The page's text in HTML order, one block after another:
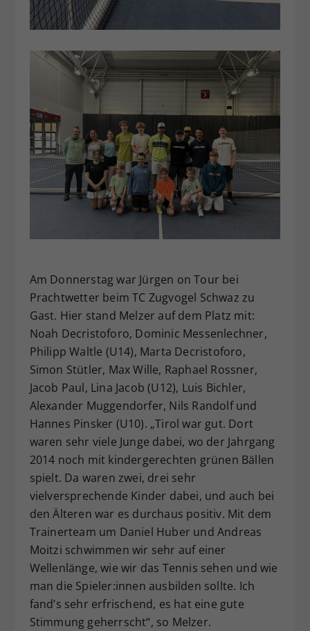
Am Donnerstag war Jürgen on Tour bei
Prachtwetter beim TC Zugvogel Schwaz zu
Gast. Hier stand Melzer auf dem Platz mit:
Noah Decristoforo, Dominic Messenlechner,
Philipp Waltle (U14), Marta Decristoforo,
Simon Stütler, Max Wille, Raphael Rossner,
Jacob Paul, Lina Jacob (U12), Luis Bichler,
Alexander Muggendorfer, Nils Randolf und
Hannes Pinsker (U10). „Tirol war gut. Dort
waren sehr viele Junge dabei, wo der Jahrgang
2014 noch mit kindergerechten grünen Bällen
spielt. Da waren zwei, drei sehr
vielversprechende Kinder dabei, und auch bei
den Älteren war es durchaus positiv. Mit dem
Trainerteam um Daniel Huber und Andreas
Moitzi schwimmen wir sehr auf einer
Wellenlänge, wie wir das Tennis sehen und wie
man die Spieler:innen ausbilden sollte. Ich
fand’s sehr erfrischend, es hat eine gute
Stimmung geherrscht“, so Melzer.